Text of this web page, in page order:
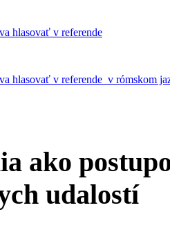
hlasovať v referende
hlasovať v referende v rómskom
ako
udalostí